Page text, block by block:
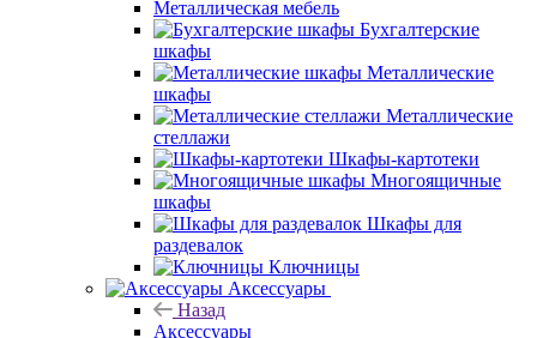
Металлическая мебель
Бухгалтерские
шкафы
Металлические
шкафы
Металлические
стеллажи
Шкафы-картотеки
Многоящичные
шкафы
Шкафы для
раздевалок
Ключницы
Аксессуары
Назад
Аксессуары